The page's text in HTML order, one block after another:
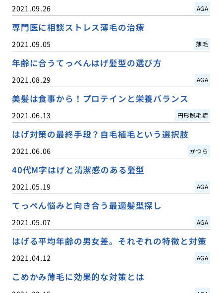
2021.09.26 AGA
専門医に相談ストレス薄毛の治療
2021.09.05 薄毛
年齢に合うてっぺんはげ髪型の選び方
2021.08.29 AGA
美髪は食事から！プロテインと栄養バランス
2021.06.13 円形脱毛症
はげ対策の最終手段？自毛植毛という選択肢
2021.06.06 かつら
40代M字はげと清潔感のある髪型
2021.05.19 AGA
てっぺん悩みと向き合う最適髪型探し
2021.05.07 AGA
はげる平均年齢の男女差。それぞれの特徴と対策
2021.04.12 AGA
こめかみ薄毛に効果的な対策とは